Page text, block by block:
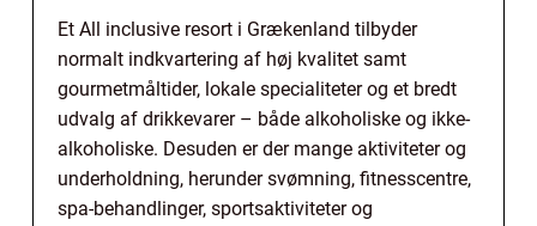
Et All inclusive resort i Grækenland tilbyder
normalt indkvartering af høj kvalitet samt
gourmetmåltider, lokale specialiteter og et bredt
udvalg af drikkevarer – både alkoholiske og ikke-
alkoholiske. Desuden er der mange aktiviteter og
underholdning, herunder svømning, fitnesscentre,
spa-behandlinger, sportsaktiviteter og